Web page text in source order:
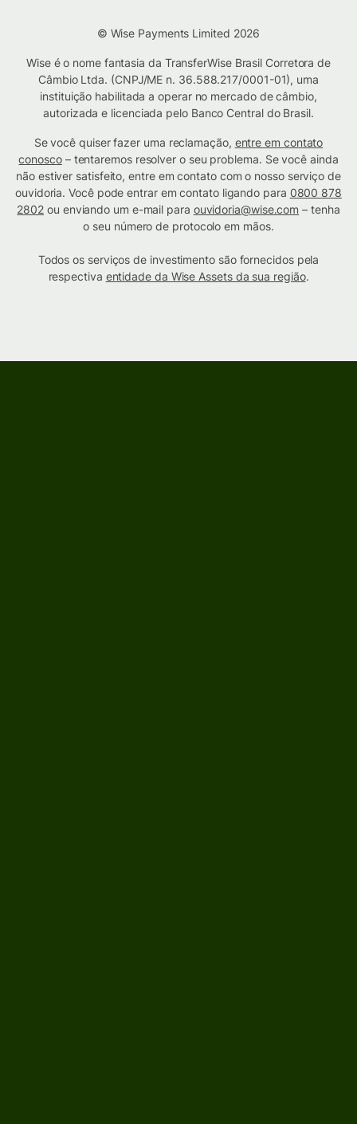
© Wise Payments Limited 2026
Wise é o nome fantasia da TransferWise Brasil Corretora de
Câmbio Ltda. (CNPJ/ME n. 36.588.217/0001-01), uma
instituição habilitada a operar no mercado de câmbio,
autorizada e licenciada pelo Banco Central do Brasil.
Se você quiser fazer uma reclamação, entre em contato
conosco– tentaremos resolver o seu problema. Se você ainda
não estiver satisfeito, entre em contato com o nosso serviço de
ouvidoria. Você pode entrar em contato ligando para 0800 878
2802 ou enviando um e-mail para ouvidoria@wise.com – tenha
o seu número de protocolo em mãos.
Todos os serviços de investimento são fornecidos pela
respectiva entidade da Wise Assets da sua região.